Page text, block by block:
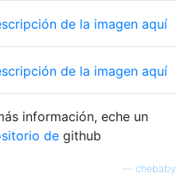
información, eche un
de github
chebaby